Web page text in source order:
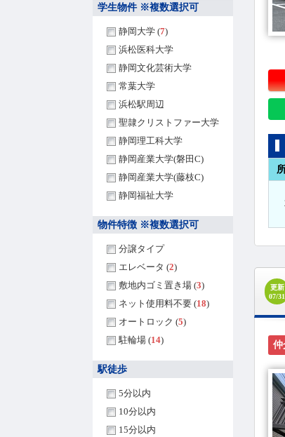
更新
07/31
仲
学生物件 ※複数選択可
静岡大学 (7)
浜松医科大学
静岡文化芸術大学
常葉大学
浜松駅周辺
聖隷クリストファー大学
静岡理工科大学
静岡産業大学(磐田C)
静岡産業大学(藤枝C)
静岡福祉大学
物件特徴 ※複数選択可
分譲タイプ
エレベータ (2)
敷地内ゴミ置き場 (3)
ネット使用料不要 (18)
オートロック (5)
駐輪場 (14)
駅徒歩
5分以内
10分以内
15分以内